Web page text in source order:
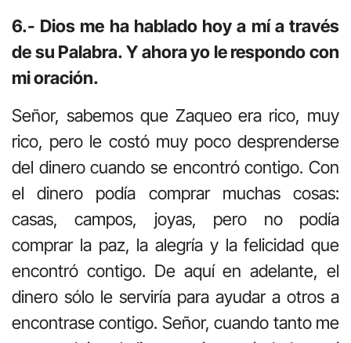
6.- Dios me ha hablado hoy a mí a través
de su Palabra. Y ahora yo le respondo con
mi oración.
Señor, sabemos que Zaqueo era rico, muy
rico, pero le costó muy poco desprenderse
del dinero cuando se encontró contigo. Con
el dinero podía comprar muchas cosas:
casas, campos, joyas, pero no podía
comprar la paz, la alegría y la felicidad que
encontró contigo. De aquí en adelante, el
dinero sólo le serviría para ayudar a otros a
encontrase contigo. Señor, cuando tanto me